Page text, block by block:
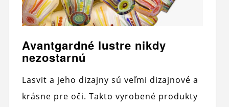
Avantgardné lustre nikdy
nezostarnú
Lasvit a jeho dizajny sú veľmi dizajnové a
krásne pre oči. Takto vyrobené produkty